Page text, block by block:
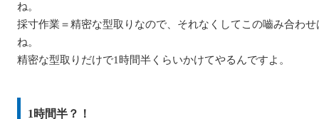
ね。
採寸作業＝精密な型取りなので、それなくしてこの嚙み合わ
ね。
精密な型取りだけで1時間半くらいかけてやるんですよ。
1時間半？！